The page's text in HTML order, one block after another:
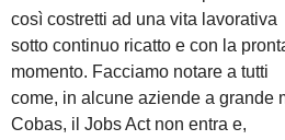
così costretti ad una vita lavorativa
sotto continuo ricatto e con la
momento. Facciamo notare a tutti
come, in alcune aziende a grande
Cobas, il Jobs Act non entra e,